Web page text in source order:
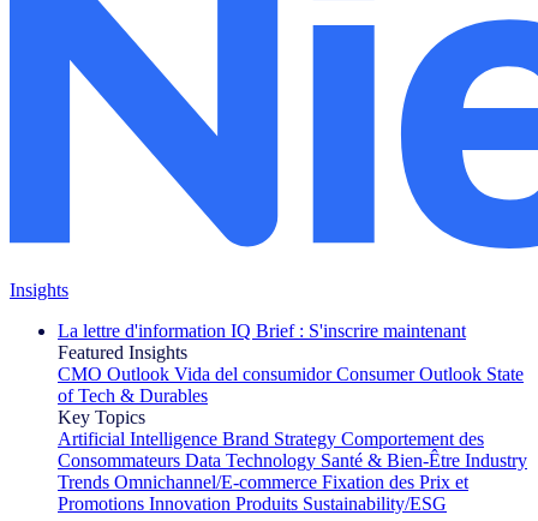
Insights
La lettre d'information IQ Brief : S'inscrire maintenant
Featured Insights
CMO Outlook Vida del consumidor Consumer Outlook State
of Tech & Durables
Key Topics
Artificial Intelligence Brand Strategy Comportement des
Consommateurs Data Technology Santé & Bien-Être Industry
Trends Omnichannel/E-commerce Fixation des Prix et
Promotions Innovation Produits Sustainability/ESG